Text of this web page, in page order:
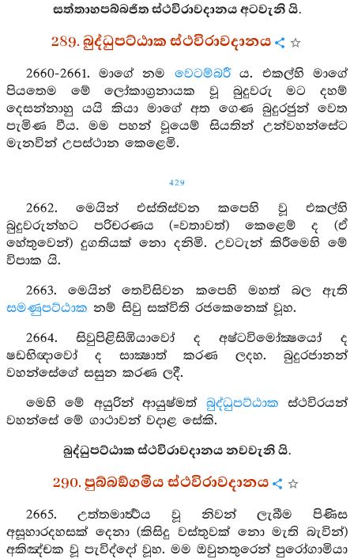
සත්තාහපබ්බජිත ස්ථවිරාවදානය අටවැනි යි.
289. බුද්ධුපට්ඨාක ස්ථවිරාවදානය
2660-2661. මාගේ නම වෙටම්බරීය. එකල්හි මාගේ
පියතෙම මේ ලෝකාග්‍රනායක වූ බුදුවරු මට දහම්
දෙසන්නාහු යයි කියා මාගේ අත ගෙණ බුදුරජුන් වෙත
පැමිණ වීය. මම පහන් වූයෙම් සියතින් උන්වහන්සේට
මැනවින් උපස්ථාන කෙළෙමි.
429
2662. මෙයින් එස්තිස්වන කපෙහි වූ එකල්හි
බුදුවරුන්හට පරිචරණය (=වතාවත්) කෙළෙම් ද (ඒ
හේතුවෙන්) දුගතියක් නො දනිමි. උවටැන් කිරීමෙහි මේ
විපාක යි.
2663. මෙයින් තෙවිසිවන කපෙහි මහත් බල ඇති
සමණුපට්ඨාක නම් සිවු සක්විති රජකෙනෙක් වූහ.
2664. සිවුපිළිසිඹියාවෝ ද අෂ්ටවිමෝක්‍ෂයෝ ද
ෂඩභිඥාවෝ ද සාක්‍ෂාත් කරණ ලදහ. බුදුරජානන්
වහන්සේගේ සසුන කරණ ලදී.
මෙහි මේ අයුරින් ආයුෂ්මත් බුද්ධුපට්ඨාක ස්ථවිරයන්
වහන්සේ මේ ගාථාවන් වදාළ සේකි.
බුද්ධුපට්ඨාක ස්ථවිරාවදානය නවවැනි යි.
290. පුබ්බඞ්ගමිය ස්ථවිරාවදානය
2665. උත්තමාර්‍ත්‍ථය වූ නිවන් ලැබීම පිණිස
අසූහාරදහසක් දෙනා (කිසිදු වස්තුවක් නො මැති බැවින්)
අකිඤ්චක වූ පැවිද්දෝ වූහ. මම ඔවුනතුරෙන් පුරෝගාමියා